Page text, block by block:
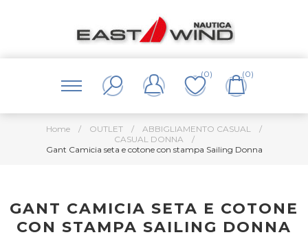
(0) (0)
Home / OUTLET / ABBIGLIAMENTO CASUAL
/
CASUAL DONNA
/
Gant Camicia seta e cotone con stampa Sailing Donna
GANT CAMICIA SETA E COTONE
CON STAMPA SAILING DONNA